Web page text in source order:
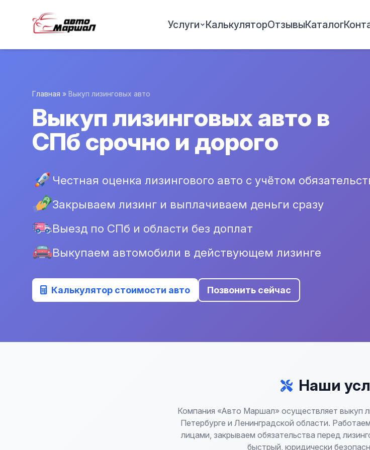
Услуги КалькуляторОтзывыКаталог
Главная » Выкуп лизинговых авто
Выкуп лизинговых авто в
СПб срочно и дорого
Честная оценка лизингового авто с учётом
Закрываем лизинг и выплачиваем деньги сразу
Выезд по СПб и области без доплат
Выкупаем автомобили в действующем лизинге
Калькулятор стоимости авто Позвонить сейчас
Наши
Компания «Авто Маршал» осуществляет выкуп
Петербурге и Ленинградской области.
лицами, закрываем обязательства перед
быстрый, юридически